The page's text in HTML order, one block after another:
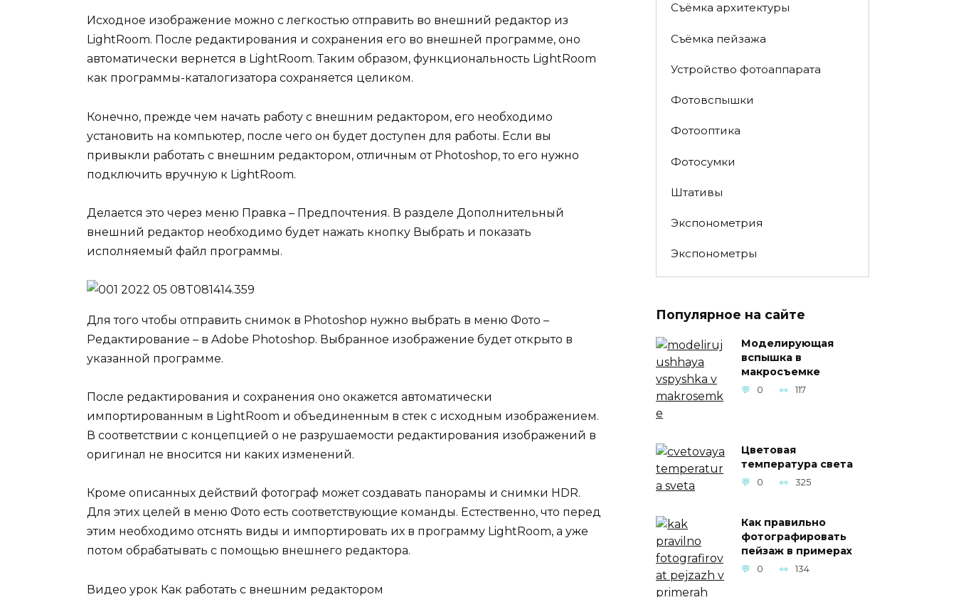
Исходное изображение можно с легкостью отправить во внешний редактор из
LightRoom. После редактирования и сохранения его во внешней программе, оно
автоматически вернется в LightRoom. Таким образом, функциональность LightRoom
как программы-каталогизатора сохраняется целиком.
Конечно, прежде чем начать работу с внешним редактором, его необходимо
установить на компьютер, после чего он будет доступен для работы. Если вы
привыкли работать с внешним редактором, отличным от Photoshop, то его нужно
подключить вручную к LightRoom.
Делается это через меню Правка – Предпочтения. В разделе Дополнительный
внешний редактор необходимо будет нажать кнопку Выбрать и показать
исполняемый файл программы.
Для того чтобы отправить снимок в Photoshop нужно выбрать в меню Фото –
Редактирование – в Adobe Photoshop. Выбранное изображение будет открыто в
указанной программе.
После редактирования и сохранения оно окажется автоматически
импортированным в LightRoom и объединенным в стек с исходным изображением.
В соответствии с концепцией о не разрушаемости редактирования изображений в
оригинал не вносится ни каких изменений.
Кроме описанных действий фотограф может создавать панорамы и снимки HDR.
Для этих целей в меню Фото есть соответствующие команды. Естественно, что перед
этим необходимо отснять виды и импортировать их в программу LightRoom, а уже
потом обрабатывать с помощью внешнего редактора.
Видео урок Как работать с внешним редактором
Съёмка архитектуры
Съёмка пейзажа
Устройство фотоаппарата
Фотовспышки
Фотооптика
Фотосумки
Штативы
Экспонометрия
Экспонометры
Популярное на сайте
Моделирующая
вспышка в
макросъемке
0 117
Цветовая
температура света
0 325
Как правильно
фотографировать
пейзаж в примерах
0 134